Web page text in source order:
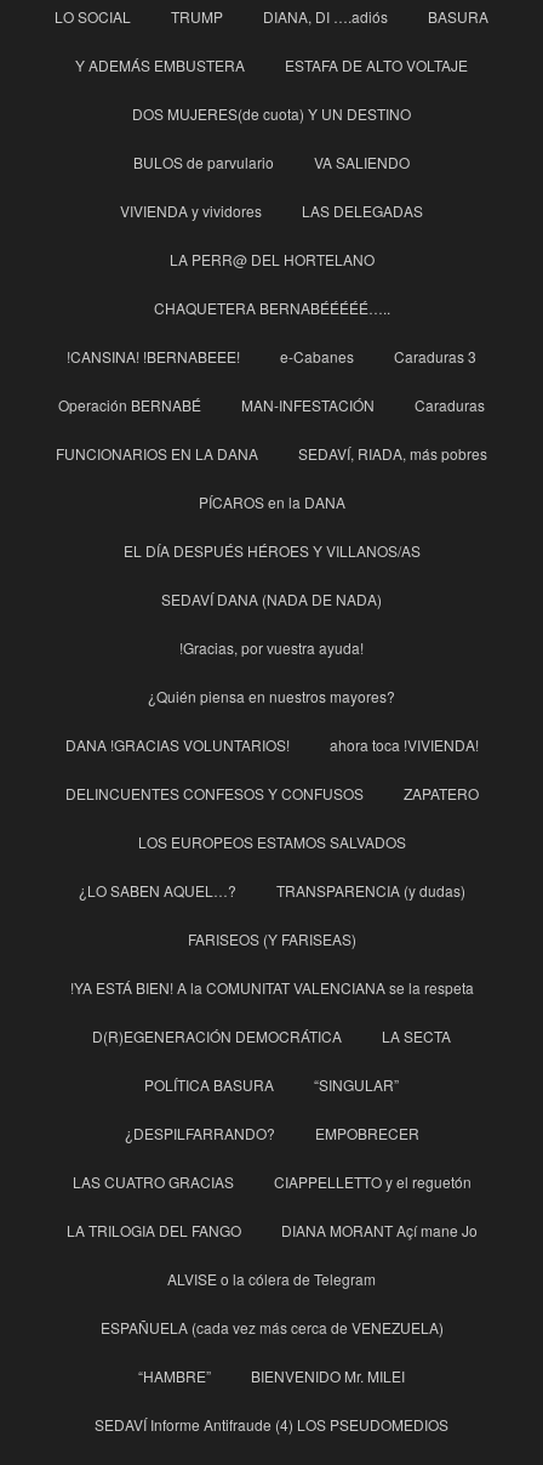
LO SOCIAL TRUMP DIANA, DI ….adiós BASURA
Y ADEMÁS EMBUSTERA ESTAFA DE ALTO VOLTAJE
DOS MUJERES(de cuota) Y UN DESTINO
BULOS de parvulario VA SALIENDO
VIVIENDA y vividores LAS DELEGADAS
LA PERR@ DEL HORTELANO
CHAQUETERA BERNABÉÉÉÉÉ…..
!CANSINA! !BERNABEEE! e-Cabanes Caraduras 3
Operación BERNABÉ MAN-INFESTACIÓN Caraduras
FUNCIONARIOS EN LA DANA SEDAVÍ, RIADA, más pobres
PÍCAROS en la DANA
EL DÍA DESPUÉS HÉROES Y VILLANOS/AS
SEDAVÍ DANA (NADA DE NADA)
!Gracias, por vuestra ayuda!
¿Quién piensa en nuestros mayores?
DANA !GRACIAS VOLUNTARIOS! ahora toca !VIVIENDA!
DELINCUENTES CONFESOS Y CONFUSOS ZAPATERO
LOS EUROPEOS ESTAMOS SALVADOS
¿LO SABEN AQUEL…? TRANSPARENCIA (y dudas)
FARISEOS (Y FARISEAS)
!YA ESTÁ BIEN! A la COMUNITAT VALENCIANA se la respeta
D(R)EGENERACIÓN DEMOCRÁTICA LA SECTA
POLÍTICA BASURA “SINGULAR”
¿DESPILFARRANDO? EMPOBRECER
LAS CUATRO GRACIAS CIAPPELLETTO y el reguetón
LA TRILOGIA DEL FANGO DIANA MORANT Açí mane Jo
ALVISE o la cólera de Telegram
ESPAÑUELA (cada vez más cerca de VENEZUELA)
“HAMBRE” BIENVENIDO Mr. MILEI
SEDAVÍ Informe Antifraude (4) LOS PSEUDOMEDIOS